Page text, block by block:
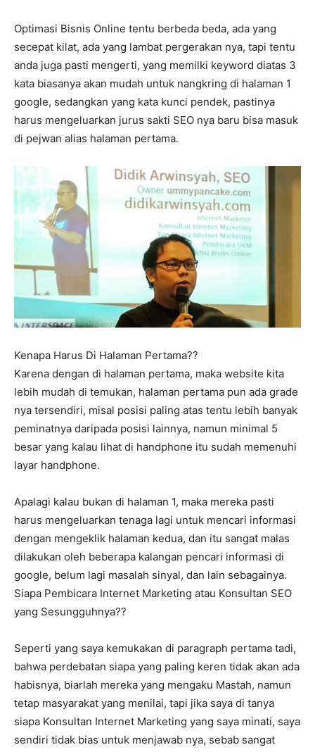
Optimasi Bisnis Online tentu berbeda beda, ada yang
secepat kilat, ada yang lambat pergerakan nya, tapi tentu
anda juga pasti mengerti, yang memilki keyword diatas 3
kata biasanya akan mudah untuk nangkring di halaman 1
google, sedangkan yang kata kunci pendek, pastinya
harus mengeluarkan jurus sakti SEO nya baru bisa masuk
di pejwan alias halaman pertama.
Kenapa Harus Di Halaman Pertama??
Karena dengan di halaman pertama, maka website kita
lebih mudah di temukan, halaman pertama pun ada grade
nya tersendiri, misal posisi paling atas tentu lebih banyak
peminatnya daripada posisi lainnya, namun minimal 5
besar yang kalau lihat di handphone itu sudah memenuhi
layar handphone.
Apalagi kalau bukan di halaman 1, maka mereka pasti
harus mengeluarkan tenaga lagi untuk mencari informasi
dengan mengeklik halaman kedua, dan itu sangat malas
dilakukan oleh beberapa kalangan pencari informasi di
google, belum lagi masalah sinyal, dan lain sebagainya.
Siapa Pembicara Internet Marketing atau Konsultan SEO
yang Sesungguhnya??
Seperti yang saya kemukakan di paragraph pertama tadi,
bahwa perdebatan siapa yang paling keren tidak akan ada
habisnya, biarlah mereka yang mengaku Mastah, namun
tetap masyarakat yang menilai, tapi jika saya di tanya
siapa Konsultan Internet Marketing yang saya minati, saya
sendiri tidak bias untuk menjawab nya, sebab sangat